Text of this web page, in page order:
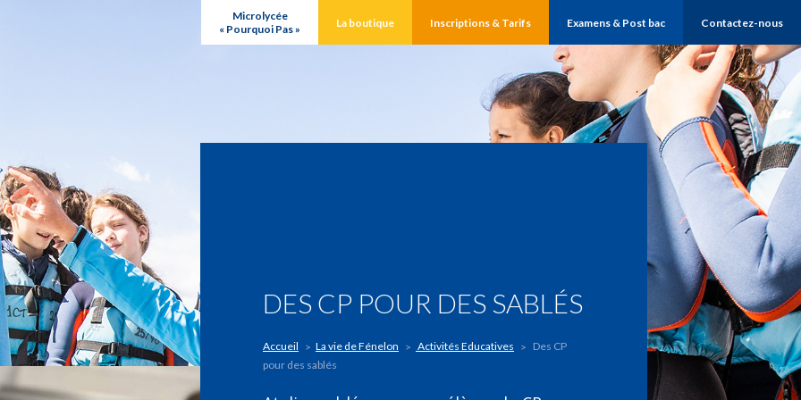
Microlycée
« Pourquoi Pas »
La boutique Inscriptions & Tarifs Examens & Post bac Contactez-nous
DES CP POUR DES SABLÉS
Accueil La vie de Fénelon Activités Educatives
Des CP
pour des sablés